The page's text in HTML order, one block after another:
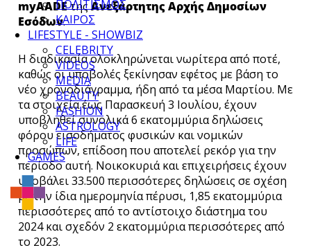
ΠΟΛΙΤΙΣΜΟΣ
ΚΑΙΡΟΣ
LIFESTYLE - SHOWBIZ
CELEBRITY
VIDEOS
MEDIA
BEAUTY
FASHION
ASTROLOGY
LIFE
GAMES
myAADEτηςΑνεξάρτητης Αρχής Δημοσίων
Εσόδων.
Η διαδικασία ολοκληρώνεται νωρίτερα από ποτέ,
καθώς οι υποβολές ξεκίνησαν εφέτος με βάση το
νέο χρονοδιάγραμμα, ήδη από τα μέσα Μαρτίου. Με
τα στοιχεία έως Παρασκευή 3 Ιουλίου, έχουν
υποβληθεί συνολικά 6 εκατομμύρια δηλώσεις
φόρου εισοδήματος φυσικών και νομικών
προσώπων, επίδοση που αποτελεί ρεκόρ για την
περίοδο αυτή. Νοικοκυριά και επιχειρήσεις έχουν
υποβάλει 33.500 περισσότερες δηλώσεις σε σχέση
με την ίδια ημερομηνία πέρυσι, 1,85 εκατομμύρια
περισσότερες από το αντίστοιχο διάστημα του
2024 και σχεδόν 2 εκατομμύρια περισσότερες από
το 2023.